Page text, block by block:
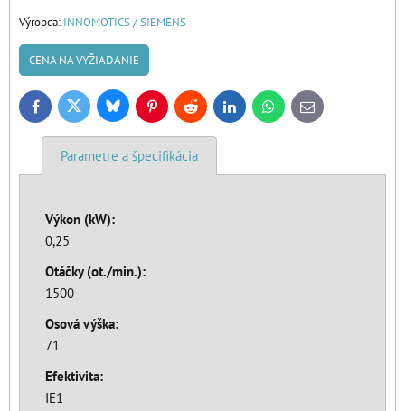
Výrobca: INNOMOTICS / SIEMENS
CENA NA VYŽIADANIE
FacebookTwitter BlueskyPinterestReddit LinkedInWhatsApp
E-
mail
Parametre a špecifikácia
Výkon (kW):
0,25
Otáčky (ot./min.):
1500
Osová výška:
71
Efektivita:
IE1